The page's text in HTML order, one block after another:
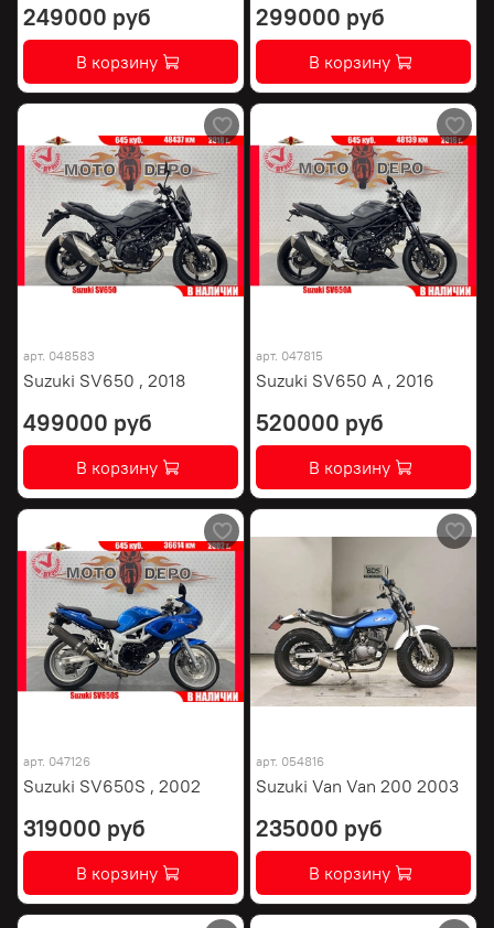
249000 руб
В корзину
299000 руб
В корзину
арт. 048583
Suzuki SV650 , 2018
499000 руб
В корзину
арт. 047815
Suzuki SV650 A , 2016
520000 руб
В корзину
арт. 047126
Suzuki SV650S , 2002
319000 руб
В корзину
арт. 054816
Suzuki Van Van 200 2003
235000 руб
В корзину